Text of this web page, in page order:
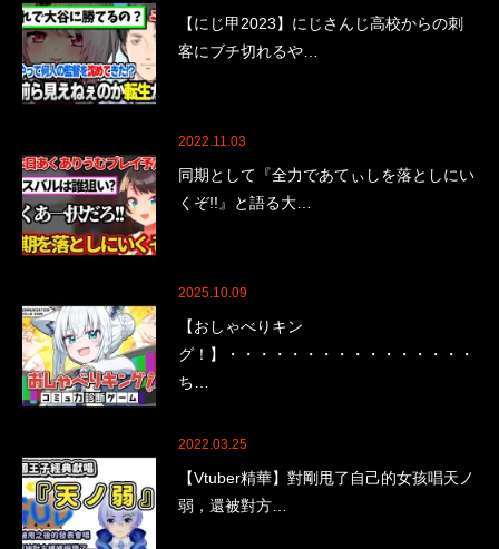
【にじ甲2023】にじさんじ高校からの刺
客にブチ切れるや…
2022.11.03
同期として『全力であてぃしを落としにい
くぞ!!』と語る大…
2025.10.09
【おしゃべりキン
グ！】・・・・・・・・・・・・・・・・
ち…
2022.03.25
【Vtuber精華】對剛甩了自己的女孩唱天ノ
弱，還被對方…